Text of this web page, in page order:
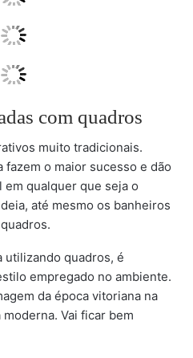
com quadros
muito tradicionais.
o maior sucesso e dão
em qualquer que seja o
até mesmo os banheiros
utilizando quadros, é
empregado no ambiente.
da época vitoriana na
Vai ficar bem